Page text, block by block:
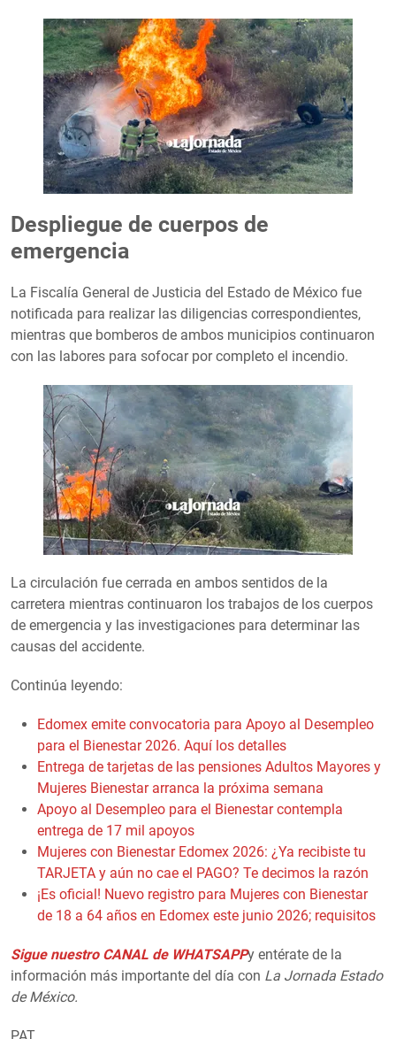
Despliegue de cuerpos de
emergencia
La Fiscalía General de Justicia del Estado de México fue
notificada para realizar las diligencias correspondientes,
mientras que bomberos de ambos municipios continuaron
con las labores para sofocar por completo el incendio.
La circulación fue cerrada en ambos sentidos de la
carretera mientras continuaron los trabajos de los cuerpos
de emergencia y las investigaciones para determinar las
causas del accidente.
Continúa leyendo:
Edomex emite convocatoria para Apoyo al Desempleo
para el Bienestar 2026. Aquí los detalles
Entrega de tarjetas de las pensiones Adultos Mayores y
Mujeres Bienestar arranca la próxima semana
Apoyo al Desempleo para el Bienestar contempla
entrega de 17 mil apoyos
Mujeres con Bienestar Edomex 2026: ¿Ya recibiste tu
TARJETA y aún no cae el PAGO? Te decimos la razón
¡Es oficial! Nuevo registro para Mujeres con Bienestar
de 18 a 64 años en Edomex este junio 2026; requisitos
Sigue nuestro CANAL de WHATSAPPy entérate de la
información más importante del día con La Jornada Estado
de México.